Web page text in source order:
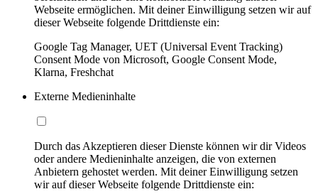
Webseite ermöglichen. Mit deiner Einwilligung setzen wir auf
dieser Webseite folgende Drittdienste ein:
Google Tag Manager, UET (Universal Event Tracking)
Consent Mode von Microsoft, Google Consent Mode,
Klarna, Freshchat
Externe Medieninhalte
Durch das Akzeptieren dieser Dienste können wir dir Videos
oder andere Medieninhalte anzeigen, die von externen
Anbietern gehostet werden. Mit deiner Einwilligung setzen
wir auf dieser Webseite folgende Drittdienste ein: